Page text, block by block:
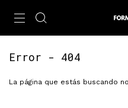
Error - 404
La página que estás buscando